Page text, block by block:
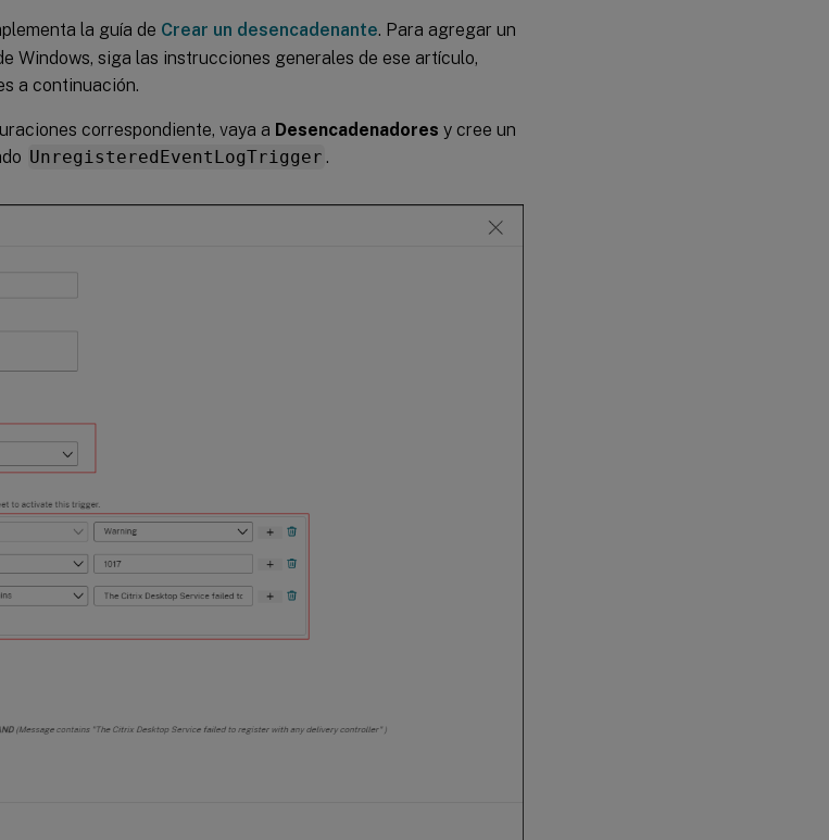
la guía de Crear un desencadenante. Para agregar un
Windows, siga las instrucciones generales de ese artículo,
a continuación.
correspondiente, vaya a Desencadenadores y cree un
UnregisteredEventLogTrigger .